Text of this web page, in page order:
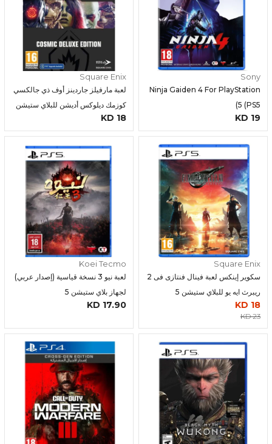
Ninja Gaiden 4 For PlayStation
5 (PS5)
Sony
19 KD
لعبة مارفيلز جاردينز أوف ذي جالكسي
كوزمك ديلوكس أديشن للبلاي ستيشن
4 - داي ون
Square Enix
18 KD
سكوير إينكس لعبة فينال فنتازى فى 2
ريبرث ايه يو للبلاي ستيشن 5
Square Enix
18 KD
23 KD
لعبة نيو 3 نسخة قياسية (إصدار عربي)
لجهاز بلاي ستيشن 5
Koei Tecmo
17.90 KD